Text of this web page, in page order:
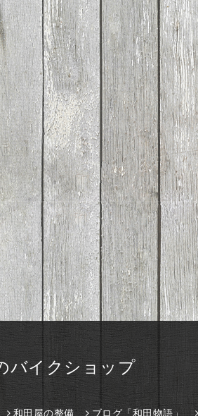
バイクショップ
和田屋の整備 ブログ「和田物語」